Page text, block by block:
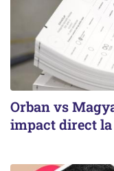
Orban vs
impact direct